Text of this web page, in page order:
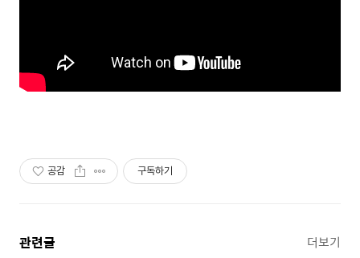
공감 구독하기
관련글 더보기